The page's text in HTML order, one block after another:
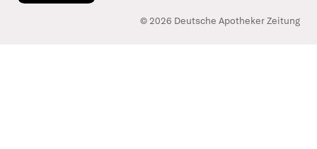
© 2026 Deutsche Apotheker Zeitung